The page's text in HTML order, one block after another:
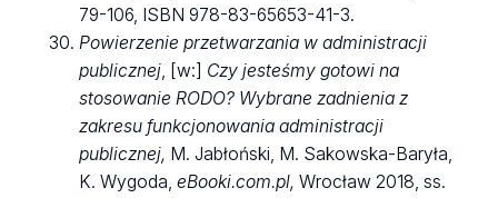
79-106, ISBN978-83-65653-41-3.
Powierzenie przetwarzania w administracji
publicznej, [w:] Czy jesteśmy gotowi na
stosowanie RODO? Wybrane zadnienia z
zakresu funkcjonowania administracji
publicznej, M. Jabłoński, M. Sakowska-Baryła,
K. Wygoda,eBooki.com.pl,Wrocław 2018, ss.